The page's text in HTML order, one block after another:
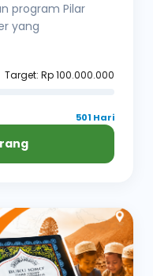
program Pilar
yang
Target: Rp 100.000.000
501 Hari